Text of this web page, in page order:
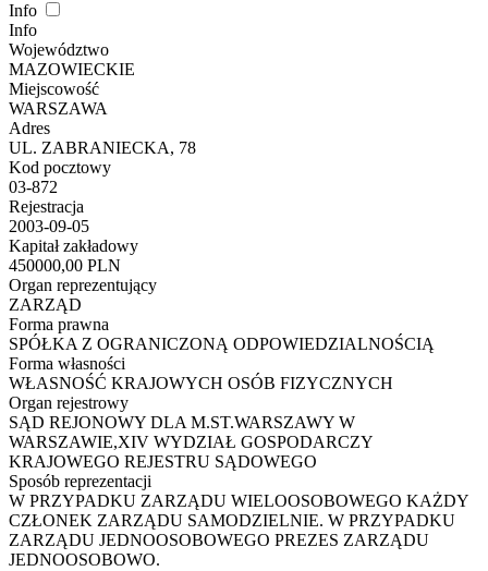
Info
Info
Województwo
MAZOWIECKIE
Miejscowość
WARSZAWA
Adres
UL. ZABRANIECKA, 78
Kod pocztowy
03-872
Rejestracja
2003-09-05
Kapitał zakładowy
450000,00 PLN
Organ reprezentujący
ZARZĄD
Forma prawna
SPÓŁKA Z OGRANICZONĄ ODPOWIEDZIALNOŚCIĄ
Forma własności
WŁASNOŚĆ KRAJOWYCH OSÓB FIZYCZNYCH
Organ rejestrowy
SĄD REJONOWY DLA M.ST.WARSZAWY W
WARSZAWIE,XIV WYDZIAŁ GOSPODARCZY
KRAJOWEGO REJESTRU SĄDOWEGO
Sposób reprezentacji
W PRZYPADKU ZARZĄDU WIELOOSOBOWEGO KAŻDY
CZŁONEK ZARZĄDU SAMODZIELNIE. W PRZYPADKU
ZARZĄDU JEDNOOSOBOWEGO PREZES ZARZĄDU
JEDNOOSOBOWO.